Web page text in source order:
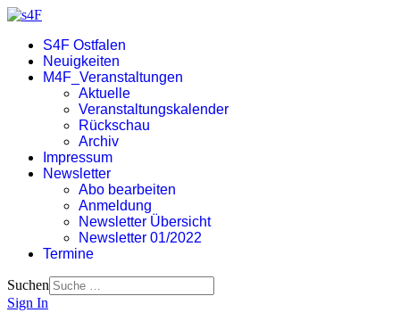
S4F Ostfalen
Neuigkeiten
M4F_Veranstaltungen
Aktuelle
Veranstaltungskalender
Rückschau
Archiv
Impressum
Newsletter
Abo bearbeiten
Anmeldung
Newsletter Übersicht
Newsletter 01/2022
Termine
Suchen
Sign In